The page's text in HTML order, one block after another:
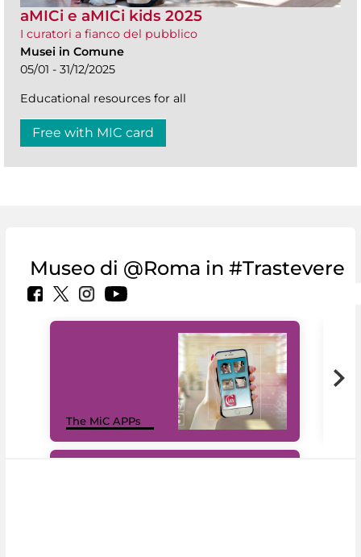
aMICi e aMICi kids 2025
I curatori a fianco del pubblico
Musei in Comune
05/01 - 31/12/2025
Educational resources for all
Free with MIC card
Museo di @Roma in #Trastevere
The MiC APPs